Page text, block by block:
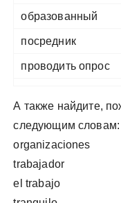
образованный
посредник
проводить опрос
А также найдите,
следующим словам:
organizaciones
trabajador
el trabajo